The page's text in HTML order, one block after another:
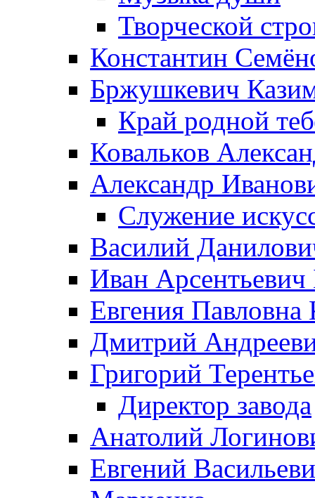
Творческой
Константин
Бржушкевич
Край родной
Ковальков
Александр
Служение
Василий
Иван
Евгения Павловна
Дмитрий
Григорий
Директор завода
Анатолий
Евгений